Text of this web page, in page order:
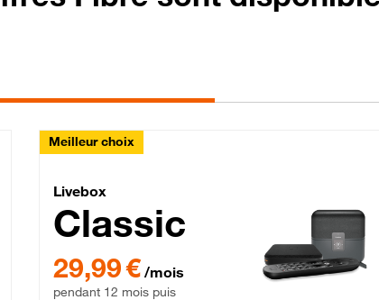
Fibre
Meilleur choix
Livebox Classic Fibre
Livebox
Classic
29,99 € par mois pendant 12 mois puis 42,99 € par mois,
29,99 € /mois
pendant 12 mois puis